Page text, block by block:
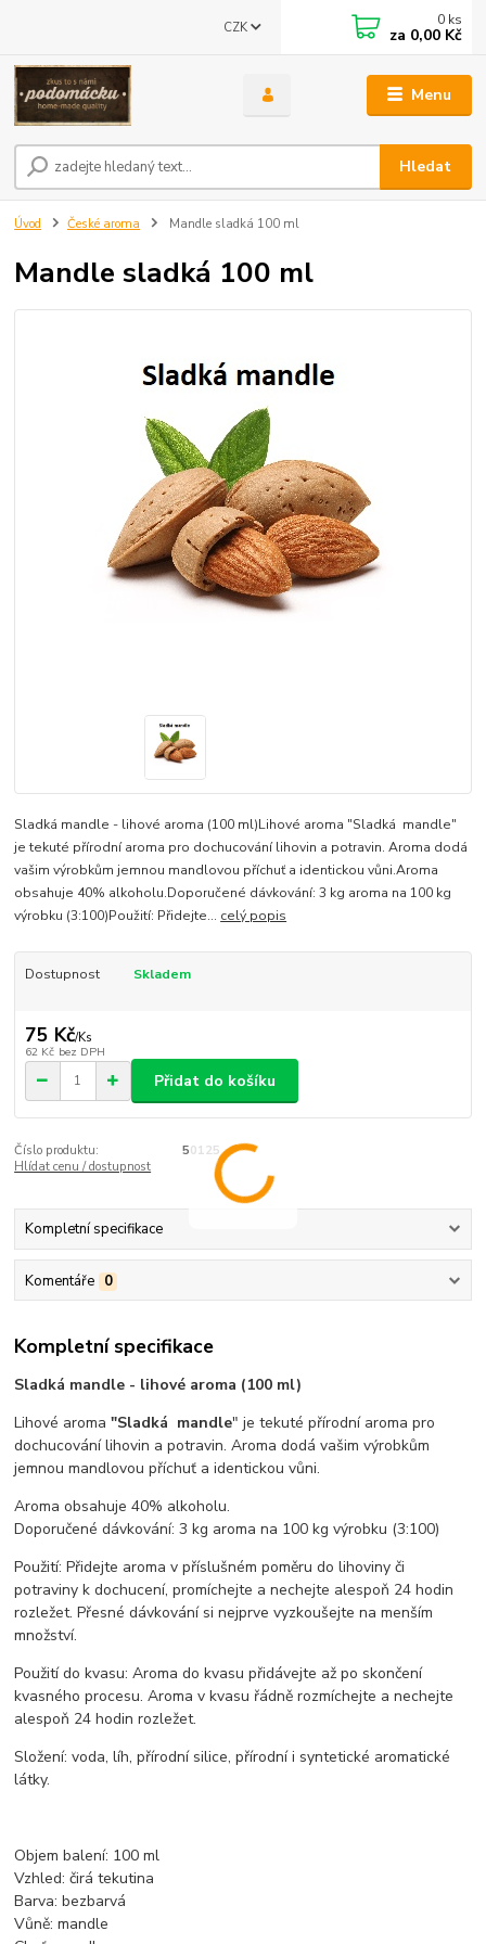
Menu
CZK
Hledat
0 ks
za 0,00 Kč
Úvod České aroma Mandle sladká 100 ml
Mandle sladká 100 ml
Sladká mandle - lihové aroma (100 ml)Lihové aroma "Sladká mandle"
je tekuté přírodní aroma pro dochucování lihovin a potravin. Aroma dodá
vašim výrobkům jemnou mandlovou příchuť a identickou vůni.Aroma
obsahuje 40% alkoholu.Doporučené dávkování: 3 kg aroma na 100 kg
výrobku (3:100)Použití: Přidejte... celý popis
Dostupnost Skladem
75 Kč/Ks
62 Kč bez DPH
Přidat do košíku
Číslo produktu:
50125
Hlídat cenu / dostupnost
Kompletní specifikace
Komentáře 0
Kompletní specifikace
Sladká mandle - lihové aroma (100 ml)
Lihové aroma"Sladká mandle" je tekuté přírodní aroma pro
dochucování lihovin a potravin. Aroma dodá vašim výrobkům
jemnou mandlovou příchuť a identickou vůni.
Aroma obsahuje 40% alkoholu.
Doporučené dávkování: 3 kg aroma na 100 kg výrobku (3:100)
Použití: Přidejte aroma v příslušném poměru do lihoviny či
potraviny k dochucení, promíchejte a nechejte alespoň 24 hodin
rozležet. Přesné dávkování si nejprve vyzkoušejte na menším
množství.
Použití do kvasu: Aroma do kvasu přidávejte až po skončení
kvasného procesu. Aroma v kvasu řádně rozmíchejte a nechejte
alespoň 24 hodin rozležet.
Složení: voda, líh, přírodní silice, přírodní i syntetické aromatické
látky.
Objem balení: 100 ml
Vzhled: čirá tekutina
Barva: bezbarvá
Vůně: mandle